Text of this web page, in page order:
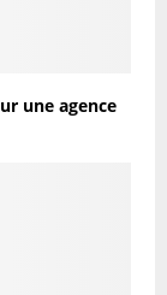
une agence